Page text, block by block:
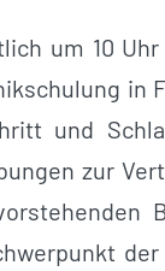
um 10
in
und
zur